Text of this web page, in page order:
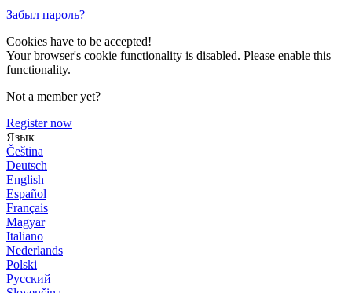
Забыл пароль?
Cookies have to be accepted!
Your browser's cookie functionality is disabled. Please enable this
functionality.
Not a member yet?
Register now
Язык
Čeština
Deutsch
English
Español
Français
Magyar
Italiano
Nederlands
Polski
Русский